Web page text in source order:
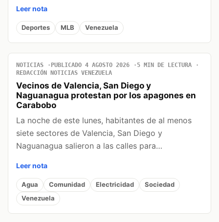
Leer nota
Deportes MLB Venezuela
NOTICIAS PUBLICADO 4 AGOSTO 2026
5 MIN DE LECTURA
REDACCIÓN NOTICIAS VENEZUELA
Vecinos de Valencia, San Diego y
Naguanagua protestan por los apagones en
Carabobo
La noche de este lunes, habitantes de al menos
siete sectores de Valencia, San Diego y
Naguanagua salieron a las calles para…
Leer nota
Agua Comunidad Electricidad
Sociedad
Venezuela